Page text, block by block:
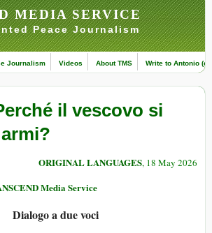
MEDIA SERVICE
Peace Journalism
Journalism Videos About TMS Write to Antonio
il vescovo si
ORIGINAL LANGUAGES, 18 May 2026
Media Service
Dialogo a due voci